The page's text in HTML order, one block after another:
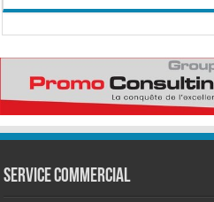
Service commercial